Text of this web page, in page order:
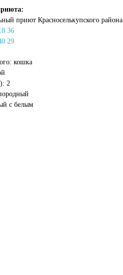
приют Красноселькупского района
36
29
кошка
2
с белым